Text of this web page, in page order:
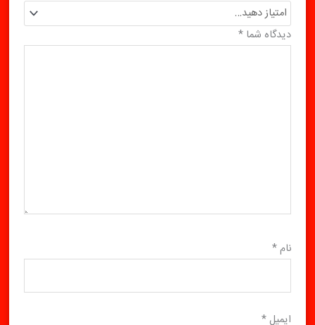
دیدگاه شما *
نام*
ایمیل*